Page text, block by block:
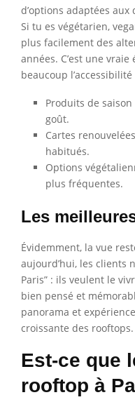
d’options adaptées
Si tu es végétarien,
plus facilement des
années. C’est une
beaucoup
Produits de
goût.
Cartes
habitués.
Options
plus fréquentes.
Les
Évidemment, la vue
aujourd’hui, les clients
Paris” : ils veulent le
bien pensé et
panorama et
croissante des rooftops.
Est-ce que
rooftop à